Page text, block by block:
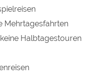
Mehrtagesfahrten
Halbtagestouren